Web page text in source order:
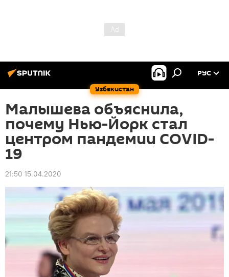
Узбекистан
РУС
Малышева объяснила,
почему Нью-Йорк стал
центром пандемии COVID-
19
21:50 15.04.2020